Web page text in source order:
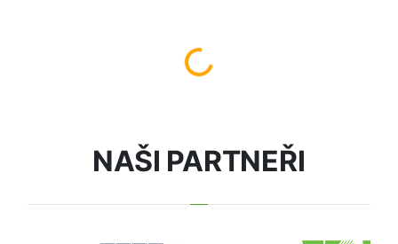
Načítám...
NAŠI PARTNEŘI